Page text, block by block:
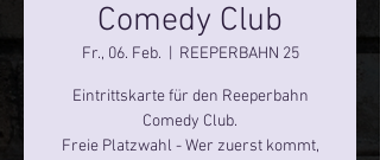
Comedy Club
Fr., 06. Feb. REEPERBAHN 25
Eintrittskarte für den Reeperbahn
Comedy Club.
Freie Platzwahl - Wer zuerst kommt,